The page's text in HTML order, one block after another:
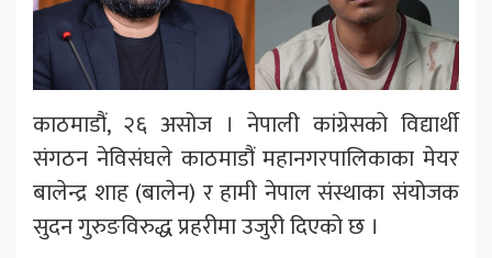
काठमाडौं, २६ असोज । नेपाली कांग्रेसको विद्यार्थी
संगठन नेविसंघले काठमाडौं महानगरपालिकाका मेयर
बालेन्द्र शाह (बालेन) र हामी नेपाल संस्थाका संयोजक
सुदन गुरुङविरुद्ध प्रहरीमा उजुरी दिएको छ ।